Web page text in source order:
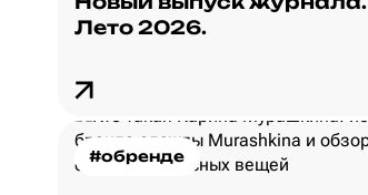
Лето 2026.
#обренде